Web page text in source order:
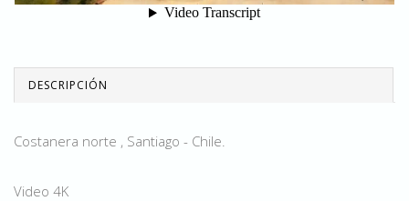
DESCRIPCIÓN
Costanera norte , Santiago - Chile.
Video 4K